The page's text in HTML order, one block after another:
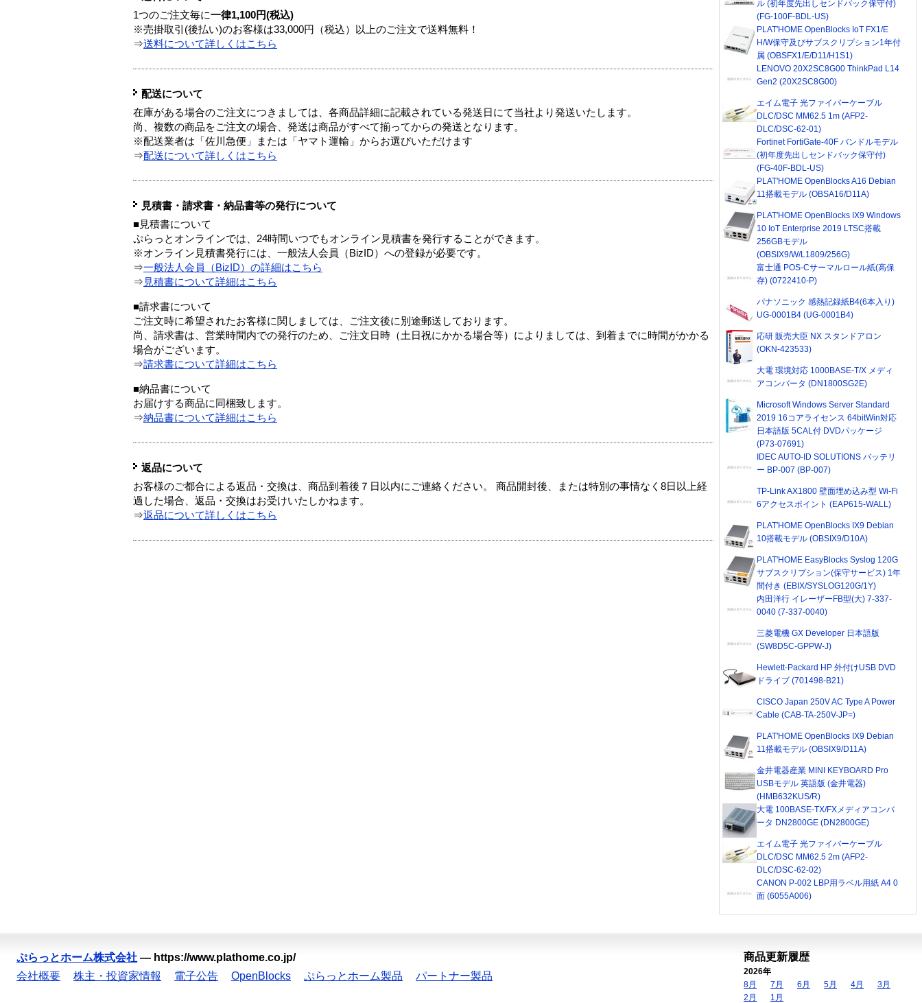
1つのご注文毎に一律1,100円(税込)
※売掛取引(後払い)のお客様は33,000円（税込）以上のご注文で送料無料！
⇒送料について詳しくはこちら
配送について
在庫がある場合のご注文につきましては、各商品詳細に記載されている発送日にて当社より発送いたします。
尚、複数の商品をご注文の場合、発送は商品がすべて揃ってからの発送となります。
※配送業者は「佐川急便」または「ヤマト運輸」からお選びいただけます
⇒配送について詳しくはこちら
見積書・請求書・納品書等の発行について
■見積書について
ぷらっとオンラインでは、24時間いつでもオンライン見積書を発行することができます。
※オンライン見積書発行には、一般法人会員（BizID）への登録が必要です。
⇒一般法人会員（BizID）の詳細はこちら
⇒ 見積書について詳細はこちら
■請求書について
ご注文時に希望されたお客様に関しましては、ご注文後に別途郵送しております。
尚、請求書は、営業時間内での発行のため、ご注文日時（土日祝にかかる場合等）によりましては、到着までに時間がかかる
場合がございます。
⇒請求書について詳細はこちら
■納品書について
お届けする商品に同梱致します。
⇒納品書について詳細はこちら
返品について
お客様のご都合による返品・交換は、商品到着後７日以内にご連絡ください。 商品開封後、または特別の事情なく8日以上経
過した場合、返品・交換はお受けいたしかねます。
⇒返品について詳しくはこちら
ル (初年度先出しセンドバック保守付)
(FG-100F-BDL-US)
PLAT'HOME OpenBlocks IoT FX1/E
H/W保守及びサブスクリプション1年付
属 (OBSFX1/E/D11/H1S1)
LENOVO 20X2SC8G00 ThinkPad L14
Gen2 (20X2SC8G00)
エイム電子 光ファイバーケーブル
DLC/DSC MM62.5 1m (AFP2-
DLC/DSC-62-01)
Fortinet FortiGate-40F バンドルモデル
(初年度先出しセンドバック保守付)
(FG-40F-BDL-US)
PLAT'HOME OpenBlocks A16 Debian
11搭載モデル (OBSA16/D11A)
PLAT'HOME OpenBlocks IX9 Windows
10 IoT Enterprise 2019 LTSC搭載
256GBモデル
(OBSIX9/W/L1809/256G)
富士通 POS-Cサーマルロール紙(高保
存) (0722410-P)
パナソニック 感熱記録紙B4(6本入り)
UG-0001B4 (UG-0001B4)
応研 販売大臣 NX スタンドアロン
(OKN-423533)
大電 環境対応 1000BASE-T/X メディ
アコンバータ (DN1800SG2E)
Microsoft Windows Server Standard
2019 16コアライセンス 64bitWin対応
日本語版 5CAL付 DVDパッケージ
(P73-07691)
IDEC AUTO-ID SOLUTIONS バッテリ
ー BP-007 (BP-007)
TP-Link AX1800 壁面埋め込み型 Wi-Fi
6アクセスポイント (EAP615-WALL)
PLAT'HOME OpenBlocks IX9 Debian
10搭載モデル (OBSIX9/D10A)
PLAT'HOME EasyBlocks Syslog 120G
サブスクリプション(保守サービス) 1年
間付き (EBIX/SYSLOG120G/1Y)
内田洋行 イレーザーFB型(大) 7-337-
0040 (7-337-0040)
三菱電機 GX Developer 日本語版
(SW8D5C-GPPW-J)
Hewlett-Packard HP 外付けUSB DVD
ドライブ (701498-B21)
CISCO Japan 250V AC Type A Power
Cable (CAB-TA-250V-JP=)
PLAT'HOME OpenBlocks IX9 Debian
11搭載モデル (OBSIX9/D11A)
金井電器産業 MINI KEYBOARD Pro
USBモデル 英語版 (金井電器)
(HMB632KUS/R)
大電 100BASE-TX/FXメディアコンバ
ータ DN2800GE (DN2800GE)
エイム電子 光ファイバーケーブル
DLC/DSC MM62.5 2m (AFP2-
DLC/DSC-62-02)
CANON P-002 LBP用ラベル用紙 A4 0
面 (6055A006)
ぷらっとホーム株式会社 — https://www.plathome.co.jp/
会社概要
株主・投資家情報 電子公告 OpenBlocks ぷらっとホーム製品 パートナー製品
商品更新履歴
2026年
8月
7月 6月 5月 4月
3月
2月
1月